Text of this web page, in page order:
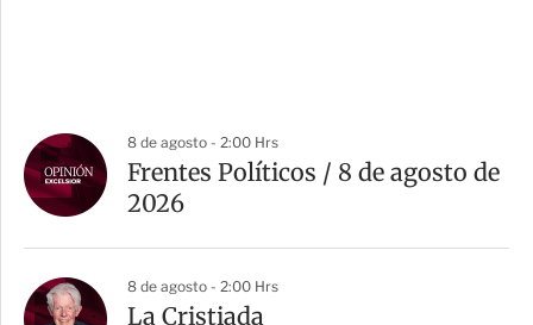
8 de agosto - 2:00 Hrs
Frentes Políticos / 8 de agosto de
2026
8 de agosto - 2:00 Hrs
La Cristiada